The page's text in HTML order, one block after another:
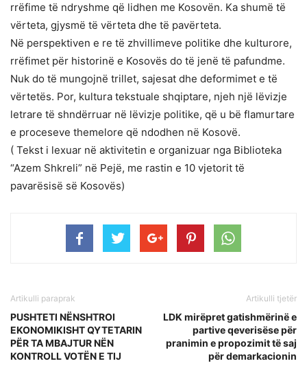
rrëfime të ndryshme që lidhen me Kosovën. Ka shumë të
vërteta, gjysmë të vërteta dhe të pavërteta.
Në perspektiven e re të zhvillimeve politike dhe kulturore,
rrëfimet për historinë e Kosovës do të jenë të pafundme.
Nuk do të mungojnë trillet, sajesat dhe deformimet e të
vërtetës. Por, kultura tekstuale shqiptare, njeh një lëvizje
letrare të shndërruar në lëvizje politike, që u bë flamurtare
e proceseve themelore që ndodhen në Kosovë.
( Tekst i lexuar në aktivitetin e organizuar nga Biblioteka
“Azem Shkreli” në Pejë, me rastin e 10 vjetorit të
pavarësisë së Kosovës)
Artikulli paraprak
PUSHTETI NËNSHTROI
EKONOMIKISHT QYTETARIN
PËR TA MBAJTUR NËN
KONTROLL VOTËN E TIJ
Artikulli tjetër
LDK mirëpret gatishmërinë e
partive qeverisëse për
pranimin e propozimit të saj
për demarkacionin